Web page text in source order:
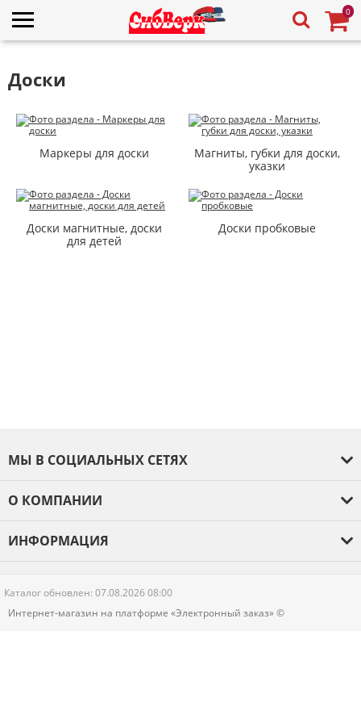
0
Доски
Маркеры для доски
Магниты, губки для доски,
указки
Доски магнитные, доски
для детей
Доски пробковые
МЫ В СОЦИАЛЬНЫХ СЕТЯХ
О КОМПАНИИ
Новости
ИНФОРМАЦИЯ
Каталог обновлен: 07.08.2026 08:00
Интернет-магазин на платформе «Электронный заказ» ©